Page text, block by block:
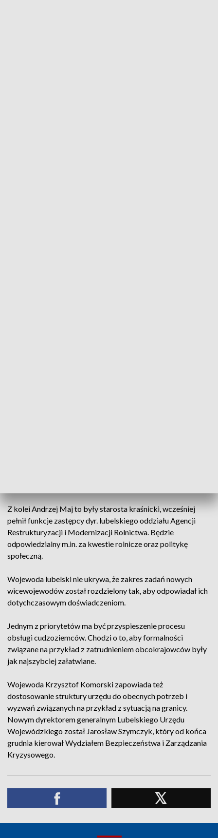
Z kolei Andrzej Maj to były starosta kraśnicki, wcześniej
pełnił funkcje zastępcy dyr. lubelskiego oddziału Agencji
Restrukturyzacji i Modernizacji Rolnictwa. Będzie
odpowiedzialny m.in. za kwestie rolnicze oraz politykę
społeczną.
Wojewoda lubelski nie ukrywa, że zakres zadań nowych
wicewojewodów został rozdzielony tak, aby odpowiadał ich
dotychczasowym doświadczeniom.
Jednym z priorytetów ma być przyspieszenie procesu
obsługi cudzoziemców. Chodzi o to, aby formalności
związane na przykład z zatrudnieniem obcokrajowców były
jak najszybciej załatwiane.
Wojewoda Krzysztof Komorski zapowiada też
dostosowanie struktury urzędu do obecnych potrzeb i
wyzwań związanych na przykład z sytuacją na granicy.
Nowym dyrektorem generalnym Lubelskiego Urzędu
Wojewódzkiego został Jarosław Szymczyk, który od końca
grudnia kierował Wydziałem Bezpieczeństwa i Zarządzania
Kryzysowego.